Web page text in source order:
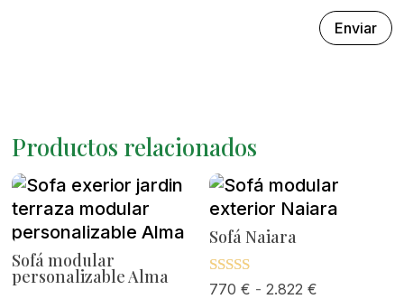
Enviar
Productos relacionados
Sofá modular
personalizable Alma
Sofá Naiara
Valorado
770€ - 2.822€